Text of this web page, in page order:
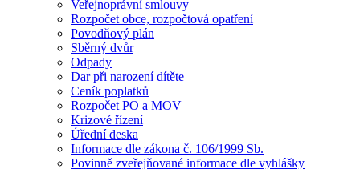
Veřejnoprávní smlouvy
Rozpočet obce, rozpočtová opatření
Povodňový plán
Sběrný dvůr
Odpady
Dar při narození dítěte
Ceník poplatků
Rozpočet PO a MOV
Krizové řízení
Úřední deska
Informace dle zákona č. 106/1999 Sb.
Povinně zveřejňované informace dle vyhlášky